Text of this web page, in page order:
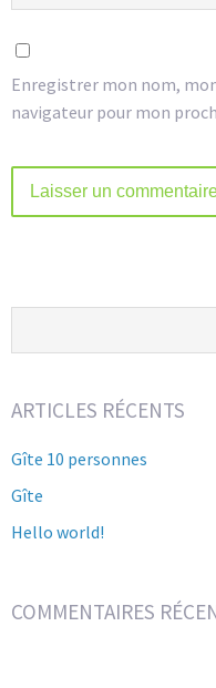
Enregistrer mon nom,
navigateur pour mon
ARTICLES RÉCENTS
Gîte 10 personnes
Gîte
Hello world!
COMMENTAIRES